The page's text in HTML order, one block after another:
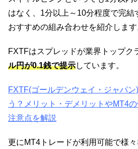
はなく、1分以上～10分程度で完結
おすすめの組み合わせを紹介します
FXTFはスプレッドが業界トップク
ル円が0.1銭で提示しています。
FXTF(ゴールデンウェイ・ジャパ
う？メリット・デメリットやMT4
注意点を解説
更にMT4トレードが利用可能で様